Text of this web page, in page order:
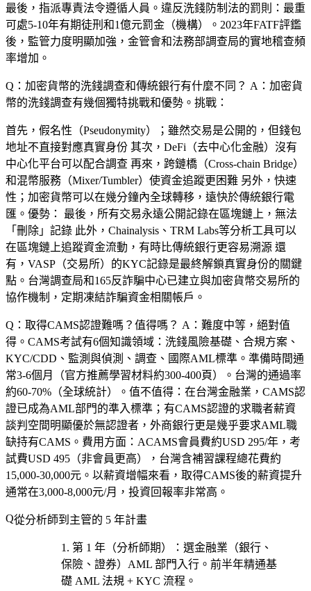
最後，指派專責法令遵循人員。違反洗錢防制法的罰則：最重
可處5-10年有期徒刑和1億元罰金（機構）。2023年FATF評鑑
後，監管力度明顯加強，金管會和法務部調查局的實地稽查頻
率增加。
Q：加密貨幣的洗錢調查和傳統銀行有什麼不同？ A：加密貨
幣的洗錢調查有幾個獨特挑戰和優勢。挑戰：
首先，假名性（Pseudonymity）；雖然交易是公開的，但錢包
地址不直接對應真實身份 其次，DeFi（去中心化金融）沒有
中心化平台可以配合調查 再來，跨鏈橋（Cross-chain Bridge）
和混幣服務（Mixer/Tumbler）使資金追蹤更困難 另外，快速
性；加密貨幣可以在幾分鐘內全球轉移，遠快於傳統銀行電
匯。優勢： 最後，所有交易永遠公開記錄在區塊鏈上，無法
「刪除」記錄 此外，Chainalysis、TRM Labs等分析工具可以
在區塊鏈上追蹤資金流動，有時比傳統銀行更容易溯源 還
有，VASP（交易所）的KYC記錄是最終解鎖真實身份的關鍵
點。台灣調查局和165反詐騙中心已建立與加密貨幣交易所的
協作機制，定期凍結詐騙資金相關帳戶。
Q：取得CAMS認證難嗎？值得嗎？ A：難度中等，絕對值
得。CAMS考試有6個知識領域：洗錢風險基礎、合規方案、
KYC/CDD、監測與偵測、調查、國際AML標準。準備時間通
常3-6個月（官方推薦學習材料約300-400頁）。台灣的通過率
約60-70%（全球統計）。值不值得：在台灣金融業，CAMS認
證已成為AML部門的準入標準；有CAMS認證的求職者薪資
談判空間明顯優於無認證者，外商銀行更是幾乎要求AML職
缺持有CAMS。費用方面：ACAMS會員費約USD 295/年，考
試費USD 495（非會員更高），台灣含補習課程總花費約
15,000-30,000元。以薪資增幅來看，取得CAMS後的薪資提升
通常在3,000-8,000元/月，投資回報率非常高。
從分析師到主管的 5 年計畫
第 1 年（分析師期） ：選金融業（銀行、
保險、證券）AML 部門 入行。前半年精通基
礎 AML 法規 + KYC 流程。